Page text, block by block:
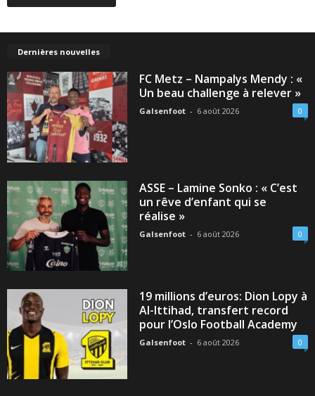
Dernières nouvelles
FC Metz – Nampalys Mendy : «
Un beau challenge à relever »
Galsenfoot - 6 août 2026 0
ASSE – Lamine Sonko : « C’est
un rêve d’enfant qui se
réalise »
Galsenfoot - 6 août 2026 0
19 millions d’euros: Dion Lopy à
Al-Ittihad, transfert record
pour l’Oslo Football Academy
Galsenfoot - 6 août 2026 0